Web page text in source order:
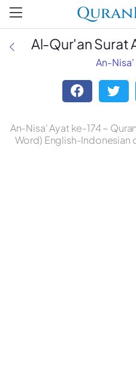
Al-Qur'an Surat
An-Nisa'
An-Nisa' Ayat ke-174 ~
Word) English-Indonesian